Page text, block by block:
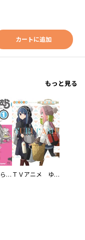
カートに追加
もっと見る
魔法少女ほむら☆たむら ～平行世界がいつも平行であるとは限らないのだ。～ ＴＶアニメ ゆるキャン△ 公式ガイドブック 野外活動記録